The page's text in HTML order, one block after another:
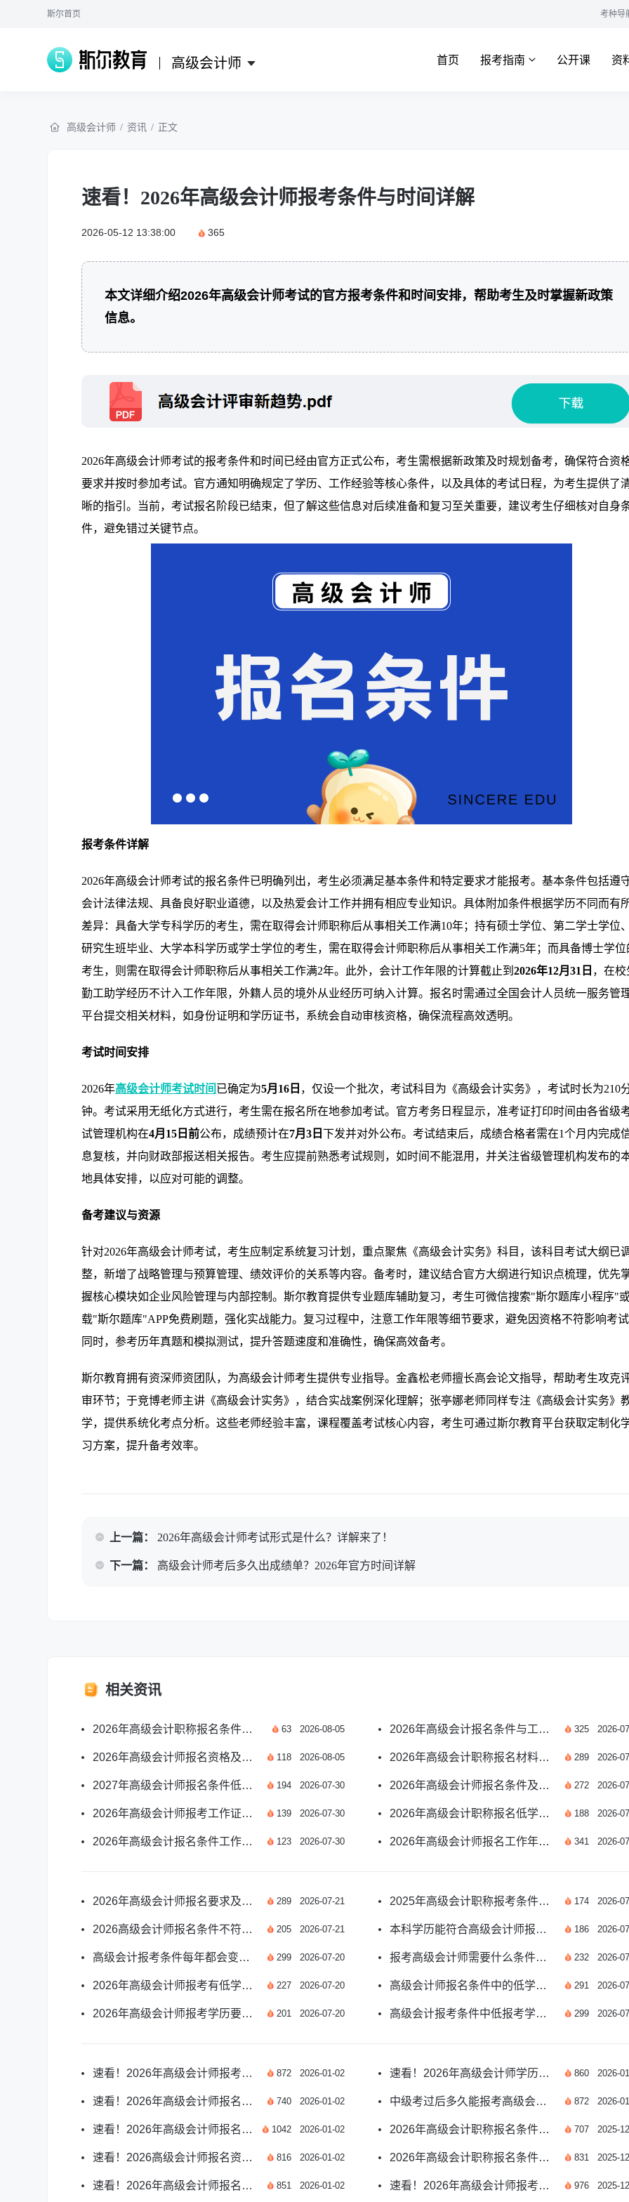
斯尔首页 考种导
高级会计师 首页 报考指南 公开课 资
高级会计师 / 资讯 / 正文
速看！2026年高级会计师报考条件与时间详解
2026-05-12 13:38:00 365
本文详细介绍2026年高级会计师考试的官方报考条件和时间安排，帮助考生及时掌握新政策
信息。
2026年高级会计师考试的报考条件和时间已经由官方正式公布，考生需根据新政策及时规划备考，确保符合资
要求并按时参加考试。官方通知明确规定了学历、工作经验等核心条件，以及具体的考试日程，为考生提供了
晰的指引。当前，考试报名阶段已结束，但了解这些信息对后续准备和复习至关重要，建议考生仔细核对自身
件，避免错过关键节点。
报考条件详解
2026年高级会计师考试的报名条件已明确列出，考生必须满足基本条件和特定要求才能报考。基本条件包括遵
会计法律法规、具备良好职业道德，以及热爱会计工作并拥有相应专业知识。具体附加条件根据学历不同而有
差异：具备大学专科学历的考生，需在取得会计师职称后从事相关工作满10年；持有硕士学位、第二学士学位、
研究生班毕业、大学本科学历或学士学位的考生，需在取得会计师职称后从事相关工作满5年；而具备博士学位
考生，则需在取得会计师职称后从事相关工作满2年。此外，会计工作年限的计算截止到2026年12月31日 ，在校
勤工助学经历不计入工作年限，外籍人员的境外从业经历可纳入计算。报名时需通过全国会计人员统一服务管
平台提交相关材料，如身份证明和学历证书，系统会自动审核资格，确保流程高效透明。
考试时间安排
2026年高级会计师考试时间 已确定为5月16日 ，仅设一个批次，考试科目为《高级会计实务》，考试时长为210
钟。考试采用无纸化方式进行，考生需在报名所在地参加考试。官方考务日程显示，准考证打印时间由各省级
试管理机构在4月15日前公布，成绩预计在7月3日下发并对外公布。考试结束后，成绩合格者需在1个月内完成
息复核，并向财政部报送相关报告。考生应提前熟悉考试规则，如时间不能混用，并关注省级管理机构发布的
地具体安排，以应对可能的调整。
备考建议与资源
针对2026年高级会计师考试，考生应制定系统复习计划，重点聚焦《高级会计实务》科目，该科目考试大纲已调
整，新增了战略管理与预算管理、绩效评价的关系等内容。备考时，建议结合官方大纲进行知识点梳理，优先
握核心模块如企业风险管理与内部控制。斯尔教育提供专业题库辅助复习，考生可微信搜索"斯尔题库小程序"
载"斯尔题库"APP免费刷题，强化实战能力。复习过程中，注意工作年限等细节要求，避免因资格不符影响考试
同时，参考历年真题和模拟测试，提升答题速度和准确性，确保高效备考。
斯尔教育拥有资深师资团队，为高级会计师考生提供专业指导。金鑫松老师擅长高会论文指导，帮助考生攻克
审环节；于竞博老师主讲《高级会计实务》，结合实战案例深化理解；张亭娜老师同样专注《高级会计实务》
学，提供系统化考点分析。这些老师经验丰富，课程覆盖考试核心内容，考生可通过斯尔教育平台获取定制化
习方案，提升备考效率。
上一篇： 2026年高级会计师考试形式是什么？详解来了！
下一篇： 高级会计师考后多久出成绩单？2026年官方时间详解
相关资讯
2026年高级会计职称报名条件学历相关规定详解 63 2026-08-05
2026年高级会计师报名资格及报考要求官方汇总 118 2026-08-05
2027年高级会计师报名条件低学历要求官方解读 194 2026-07-30
2026年高级会计师报考工作证明要求官方详解 139 2026-07-30
2026年高级会计报名条件工作经验具体要求汇总 123 2026-07-30
2026年高级会计报名条件与工作年限关系官方解读 325 2026-
2026年高级会计职称报名材料清单及准备指南 289 2026-
2026年高级会计师报名条件及报考要求官方解读 272 2026-
2026年高级会计职称报名低学历要求官方解读 188 2026-
2026年高级会计师报名工作年限规定官方解读 341 2026-
2026年高级会计师报名要求及报考条件新官方汇总 289 2026-07-21
2026高级会计师报名条件不符还能参加考试吗 205 2026-07-21
高级会计报考条件每年都会变化吗？2026年政策解读 299 2026-07-20
2026年高级会计师报考有低学历要求吗？官方解答 227 2026-07-20
2026年高级会计师报考学历要求及相关事项说明 201 2026-07-20
2025年高级会计职称报考条件及工作年限计算详解 174 2026-
本科学历能符合高级会计师报考条件吗？ 186 2026-
报考高级会计师需要什么条件？一文详解 232 2026-
高级会计师报名条件中的低学历是什么？ 291 2026-
高级会计报考条件中低报考学历是什么？ 299 2026-
速看！2026年高级会计师报考条件详解：哪些人符合资格 872 2026-01-02
速看！2026年高级会计师报名资格条件详解 740 2026-01-02
速看！2026年高级会计师报名条件与时间详解 1042 2026-01-02
速看！2026高级会计师报名资格及费用详解 816 2026-01-02
速看！2026年高级会计师报名条件全解析 851 2026-01-02
速看！2026年高级会计师学历要求详解 860 2026-
中级考过后多久能报考高级会计师？年限详解 872 2026-
2026年高级会计职称报名条件有哪些？ 707 2025-
2026年高级会计职称报名条件详解：要求高不高？ 831 2025-
速看！2026年高级会计师报考条件及符合人群详解 976 2025-